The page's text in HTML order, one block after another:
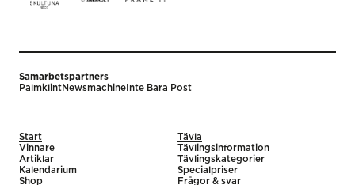
Samarbetspartners
PalmklintNewsmachine Inte Bara Post
Start
Vinnare
Artiklar
Kalendarium
Shop
Tävla
Tävlingsinformation
Tävlingskategorier
Specialpriser
Frågor & svar